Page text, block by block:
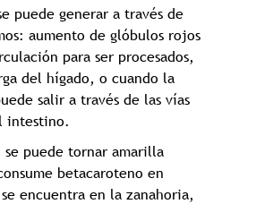
puede generar a través de
aumento de glóbulos rojos
para ser procesados,
del hígado, o cuando la
salir a través de las vías
intestino.
puede tornar amarilla
betacaroteno en
encuentra en la zanahoria,